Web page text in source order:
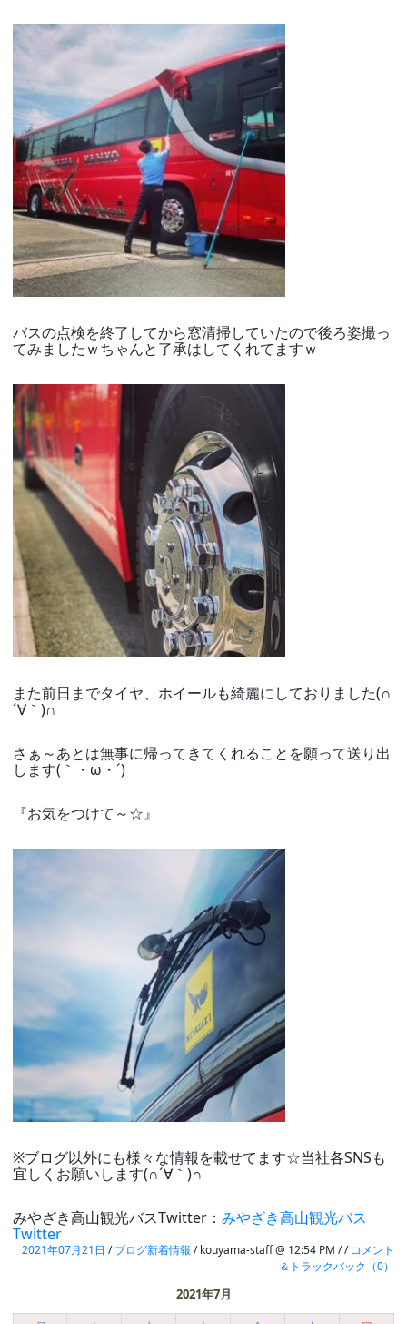
バスの点検を終了してから窓清掃していたので後ろ姿撮っ
てみましたｗちゃんと了承はしてくれてますｗ
また前日までタイヤ、ホイールも綺麗にしておりました(∩
´∀｀)∩
さぁ～あとは無事に帰ってきてくれることを願って送り出
します(｀・ω・´)ゞ
『お気をつけて～☆』
※ブログ以外にも様々な情報を載せてます☆当社各SNSも
宜しくお願いします(∩´∀｀)∩
みやざき高山観光バスTwitter： みやざき高山観光バス
Twitter
2021年07月21日 /ブログ新着情報 / kouyama-staff @ 12:54 PM / /コメント
＆トラックバック（0）
2021年7月